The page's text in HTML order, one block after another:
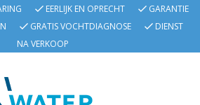
EERLIJK EN OPRECHT
GARANTIE
GRATIS VOCHTDIAGNOSE
DIENST
NA VERKOOP